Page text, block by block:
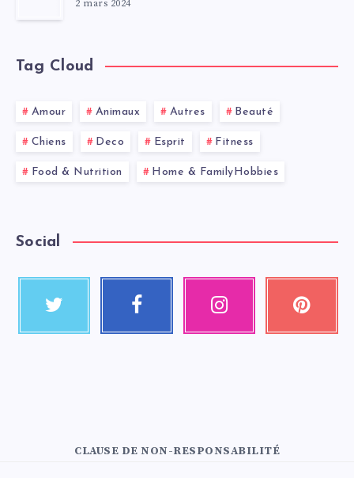
2 mars 2024
Tag Cloud
Amour Animaux Autres Beauté
Chiens Deco Esprit Fitness
Food & Nutrition Home & FamilyHobbies
Social
CLAUSE DE NON-RESPONSABILITÉ